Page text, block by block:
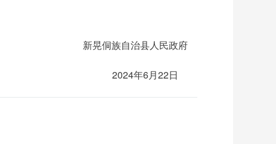
新晃侗族自治县人民政府
2024年6月22日